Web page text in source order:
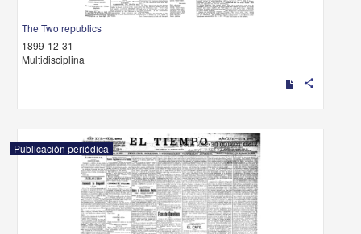
The Two republics
1899-12-31
Multidisciplina
share
Publicación periódica